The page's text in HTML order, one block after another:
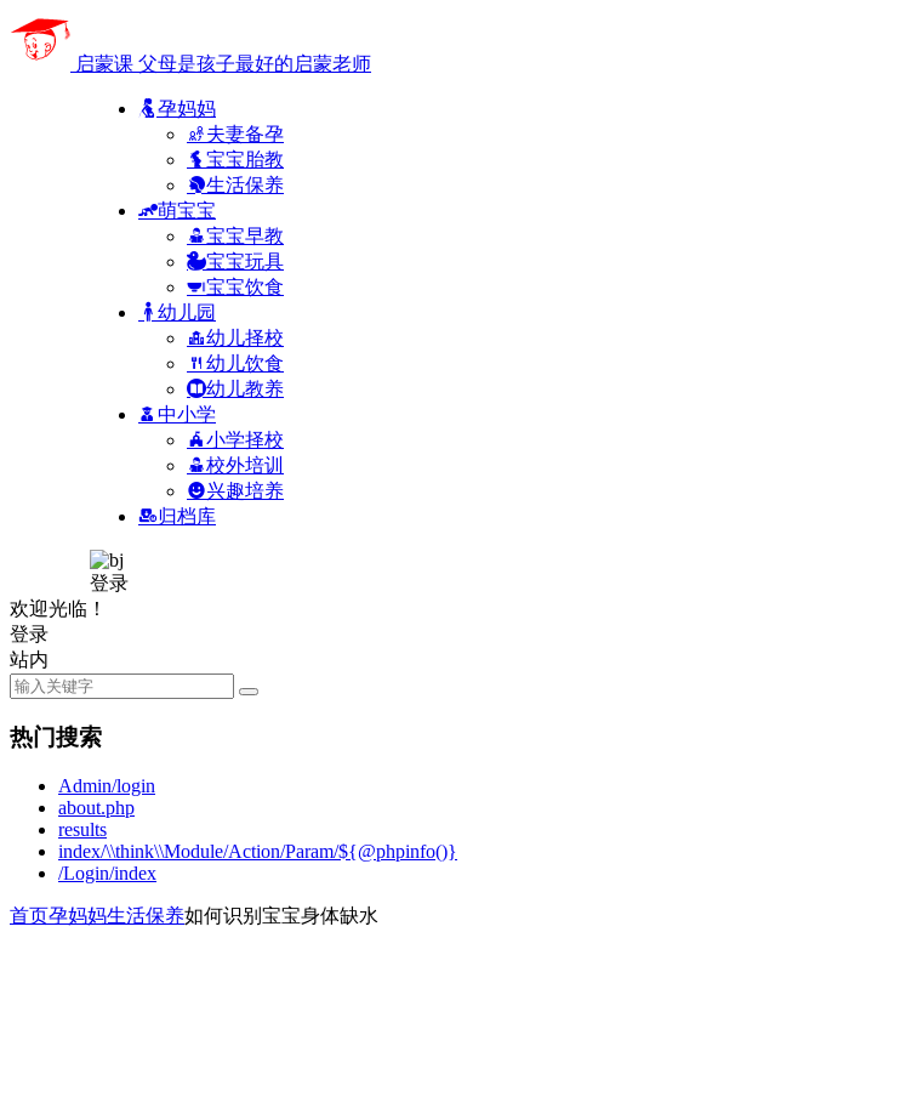
启蒙课 父母是孩子最好的启蒙老师
孕妈妈
夫妻备孕
宝宝胎教
生活保养
萌宝宝
宝宝早教
宝宝玩具
宝宝饮食
幼儿园
幼儿择校
幼儿饮食
幼儿教养
中小学
小学择校
校外培训
兴趣培养
归档库
登录
欢迎光临！
登录
站内
热门搜索
Admin/login
about.php
results
index/\\think\\Module/Action/Param/${@phpinfo()}
/Login/index
首页孕妈妈生活保养如何识别宝宝身体缺水